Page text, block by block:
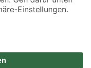
Angebote sind unter
Verfügbarkeiten beziehen
mit Speditionsversand, hier